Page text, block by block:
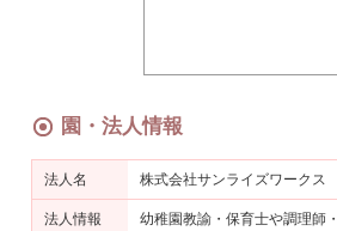
園・法人情報
法人名 株式会社サンライズワークス
法人情報
幼稚園教諭・保育士や調理師